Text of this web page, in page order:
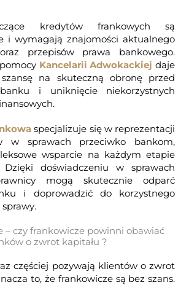
kredytów frankowych są
i wymagają znajomości aktualnego
przepisów prawa bankowego.
Kancelarii Adwokackiej daje
na skuteczną obronę przed
i uniknięcie niekorzystnych
specjalizuje się w reprezentacji
w sprawach przeciwko bankom,
wsparcie na każdym etapie
Dzięki doświadczeniu w sprawach
mogą skutecznie odparć
i doprowadzić do korzystnego
– czy frankowicze powinni obawiać
o zwrot kapitału ?
częściej pozywają klientów o zwrot
to, że frankowicze są bez szans.